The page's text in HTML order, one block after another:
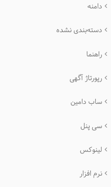
دامنه
دسته‌بندی نشده
راهنما
رپورتاژ آگهی
ساب دامین
سی پنل
لینوکس
نرم افزار